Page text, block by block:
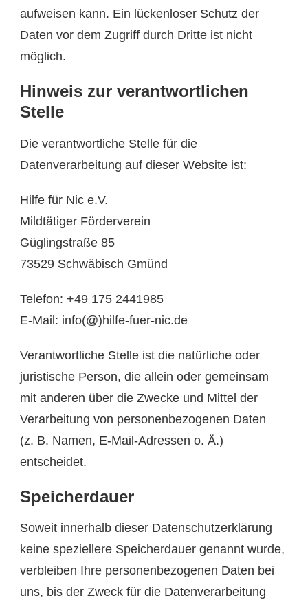
aufweisen kann. Ein lückenloser Schutz der
Daten vor dem Zugriff durch Dritte ist nicht
möglich.
Hinweis zur verantwortlichen
Stelle
Die verantwortliche Stelle für die
Datenverarbeitung auf dieser Website ist:
Hilfe für Nic e.V.
Mildtätiger Förderverein
Güglingstraße 85
73529 Schwäbisch Gmünd
Telefon: +49 175 2441985
E-Mail: info(@)hilfe-fuer-nic.de
Verantwortliche Stelle ist die natürliche oder
juristische Person, die allein oder gemeinsam
mit anderen über die Zwecke und Mittel der
Verarbeitung von personenbezogenen Daten
(z. B. Namen, E-Mail-Adressen o. Ä.)
entscheidet.
Speicherdauer
Soweit innerhalb dieser Datenschutzerklärung
keine speziellere Speicherdauer genannt wurde,
verbleiben Ihre personenbezogenen Daten bei
uns, bis der Zweck für die Datenverarbeitung